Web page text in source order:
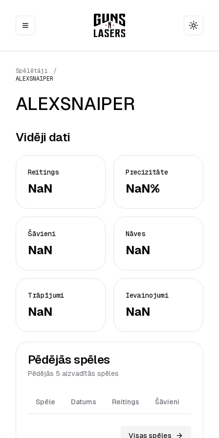
Toggle
Spēlētāji
/
ALEXSNAIPER
ALEXSNAIPER
Vidēji dati
Reitings
NaN
Precizitāte
NaN%
Šāvieni
NaN
Nāves
NaN
Trāpījumi
NaN
Ievainojumi
NaN
Pēdējās spēles
Pēdējās 5 aizvadītās spēles
Spēle Datums Reitings Šāvieni
Visas spēles